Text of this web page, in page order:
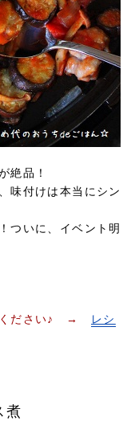
絶品！
味付けは本当にシン
ついに、イベント明
ください♪ →
レシ
煮